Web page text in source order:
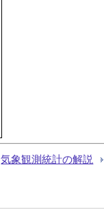
気象観測統計の解説